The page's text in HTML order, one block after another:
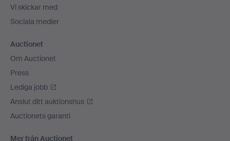
Vi skickar med
Sociala medier
Auctionet
Om Auctionet
Press
Lediga jobb
Anslut ditt auktionshus
Auctionets garanti
Mer från Auctionet